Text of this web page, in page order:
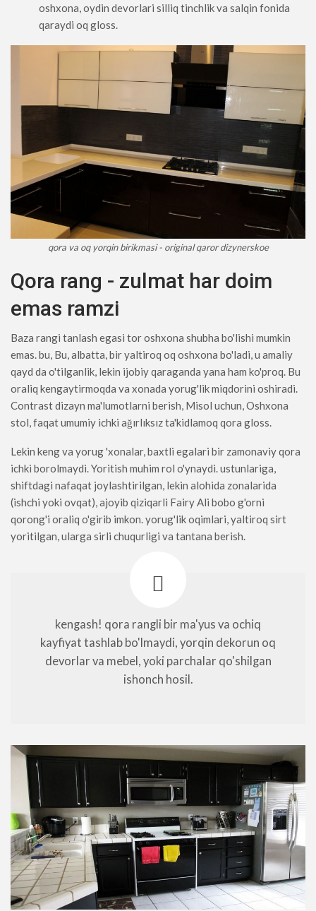
oshxona, oydin devorlari silliq tinchlik va salqin fonida
qaraydi oq gloss.
qora va oq yorqin birikmasi - original qaror dizynerskoe
Qora rang - zulmat har doim
emas ramzi
Baza rangi tanlash egasi tor oshxona shubha bo'lishi mumkin
emas. bu, Bu, albatta, bir yaltiroq oq oshxona bo'ladi, u amaliy
qayd da o'tilganlik, lekin ijobiy qaraganda yana ham ko'proq. Bu
oraliq kengaytirmoqda va xonada yorug'lik miqdorini oshiradi.
Contrast dizayn ma'lumotlarni berish, Misol uchun, Oshxona
stol, faqat umumiy ichki ağırlıksız ta'kidlamoq qora gloss.
Lekin keng va yorug 'xonalar, baxtli egalari bir zamonaviy qora
ichki borolmaydi. Yoritish muhim rol o'ynaydi. ustunlariga,
shiftdagi nafaqat joylashtirilgan, lekin alohida zonalarida
(ishchi yoki ovqat), ajoyib qiziqarli Fairy Ali bobo g'orni
qorong'i oraliq o'girib imkon. yorug'lik oqimlari, yaltiroq sirt
yoritilgan, ularga sirli chuqurligi va tantana berish.
kengash! qora rangli bir ma'yus va ochiq
kayfiyat tashlab bo'lmaydi, yorqin dekorun oq
devorlar va mebel, yoki parchalar qo'shilgan
ishonch hosil.